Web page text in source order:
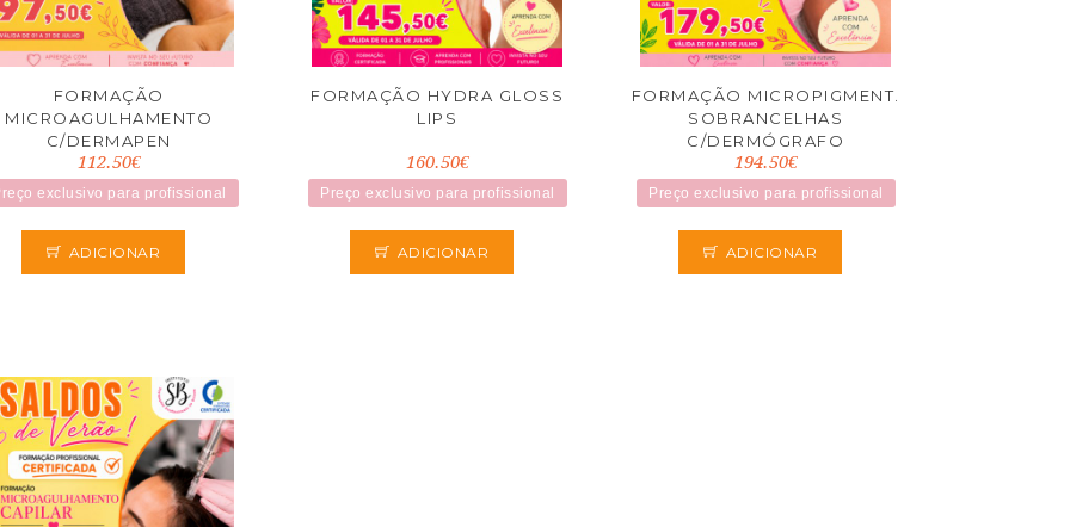
FORMAÇÃO
MICROAGULHAMENTO
C/DERMAPEN
112.50€
exclusivo para profissional
ADICIONAR
FORMAÇÃO HYDRA GLOSS
LIPS
160.50€
Preço exclusivo para profissional
ADICIONAR
FORMAÇÃO MICROPIGMENT.
SOBRANCELHAS
C/DERMÓGRAFO
194.50€
Preço exclusivo para profissional
ADICIONAR